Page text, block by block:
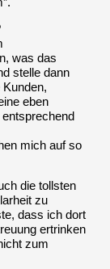
was das
stelle dann
eben
mich auf so
die tollsten
zu
dass ich dort
ertrinken
zum